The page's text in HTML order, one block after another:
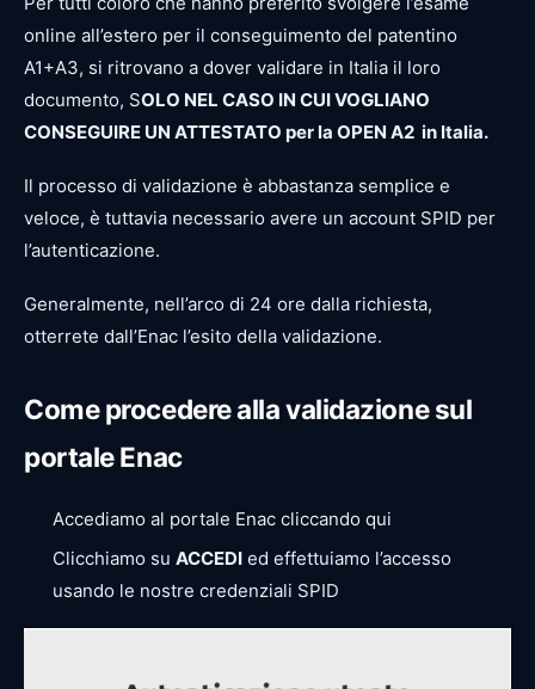
online all’estero per il conseguimento del patentino
A1+A3, si ritrovano a dover validare in Italia il loro
documento, SOLO NEL CASO IN CUI VOGLIANO
CONSEGUIRE UN ATTESTATO per la OPEN A2 in Italia.
Il processo di validazione è abbastanza semplice e
veloce, è tuttavia necessario avere un account SPID per
l’autenticazione.
Generalmente, nell’arco di 24 ore dalla richiesta,
otterrete dall’Enac l’esito della validazione.
Come procedere alla validazione sul
portale Enac
Accediamo al portale Enac cliccando qui
Clicchiamo su ACCEDI ed effettuiamo l’accesso
usando le nostre credenziali SPID